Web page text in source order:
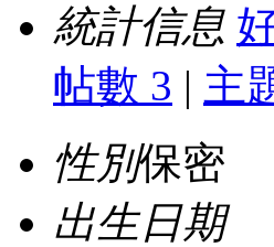
統計信息
帖數 3 | 主
性別保密
出生日期